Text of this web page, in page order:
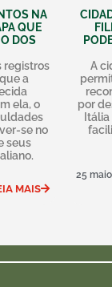
NA
QUE
DOS
registros
a
ela, o
se no
seus
MAIS
A
por
25